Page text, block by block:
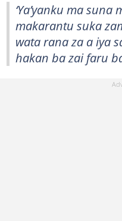
‘Ya’yanku ma
makarantu suka
wata rana za a iya
hakan ba zai faru